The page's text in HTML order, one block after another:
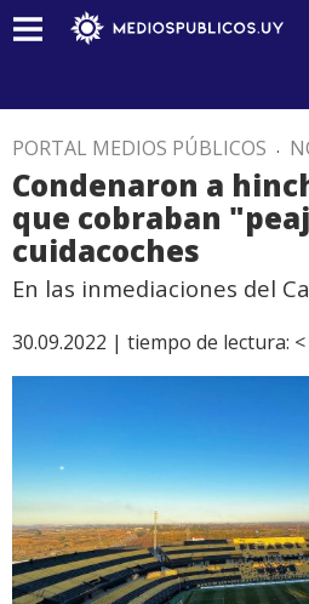
PORTAL MEDIOS PÚBLICOS .
Condenaron a
que cobraban
cuidacoches
En las inmediaciones del
30.09.2022 | tiempo de lectura: <